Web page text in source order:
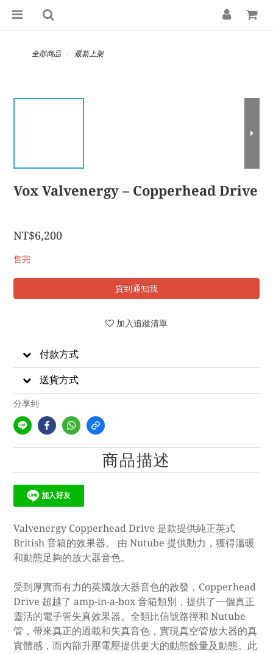
全部商品 最新上架
Vox Valvenergy – Copperhead Drive
NT$6,200
售完
貨到通知我
加入追蹤清單
付款方式
送貨方式
分享到
商品描述
Valvenergy Copperhead Drive 是款提供純正英式
British 音箱的效果器。 由 Nutube 提供動力，獲得溫暖
和動態足夠的放大器音色。
受到厚實而有力的英國放大器音色的啟發，Copperhead
Drive 超越了 amp-in-a-box 音箱類別，提供了一個真正
靈活的電子管失真效果器。全類比信號路徑和 Nutube
管，帶來真正的過載和失真音色，實現真空管放大器的真
實體感，而內部升壓電壓提供更大的動態餘量及動態。此